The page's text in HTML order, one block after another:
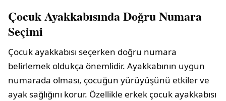
Çocuk Ayakkabısında Doğru Numara
Seçimi
Çocuk ayakkabısı seçerken doğru numara
belirlemek oldukça önemlidir. Ayakkabının uygun
numarada olması, çocuğun yürüyüşünü etkiler ve
ayak sağlığını korur. Özellikle erkek çocuk ayakkabısı